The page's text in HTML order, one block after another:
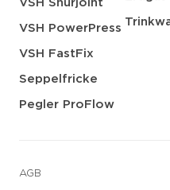
VSH Shurjoint
VSH PowerPress
VSH FastFix
Seppelfricke
Pegler ProFlow
AGB